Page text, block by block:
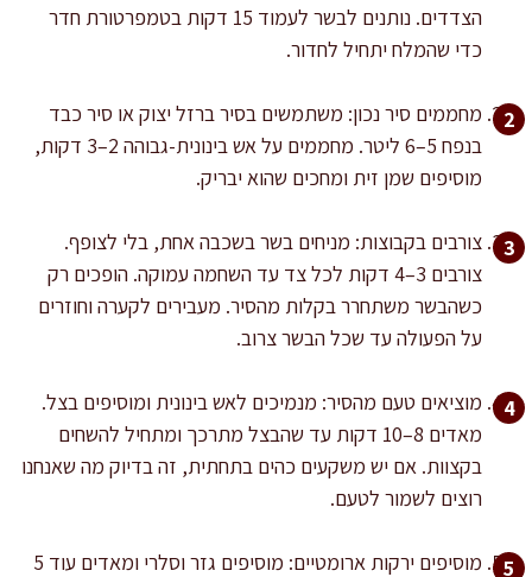
הצדדים. נותנים לבשר לעמוד 15 דקות בטמפרטורת חדר
כדי שהמלח יתחיל לחדור.
מחממים סיר נכון: משתמשים בסיר ברזל יצוק או סיר כבד
בנפח 5–6 ליטר. מחממים על אש בינונית-גבוהה 2–3 דקות,
מוסיפים שמן זית ומחכים שהוא יבריק.
צורבים בקבוצות: מניחים בשר בשכבה אחת, בלי לצופף.
צורבים 3–4 דקות לכל צד עד השחמה עמוקה. הופכים רק
כשהבשר משתחרר בקלות מהסיר. מעבירים לקערה וחוזרים
על הפעולה עד שכל הבשר צרוב.
מוציאים טעם מהסיר: מנמיכים לאש בינונית ומוסיפים בצל.
מאדים 8–10 דקות עד שהבצל מתרכך ומתחיל להשחים
בקצוות. אם יש משקעים כהים בתחתית, זה בדיוק מה שאנחנו
רוצים לשמור לטעם.
מוסיפים ירקות ארומטיים: מוסיפים גזר וסלרי ומאדים עוד 5